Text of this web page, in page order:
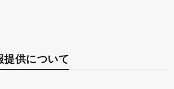
供について